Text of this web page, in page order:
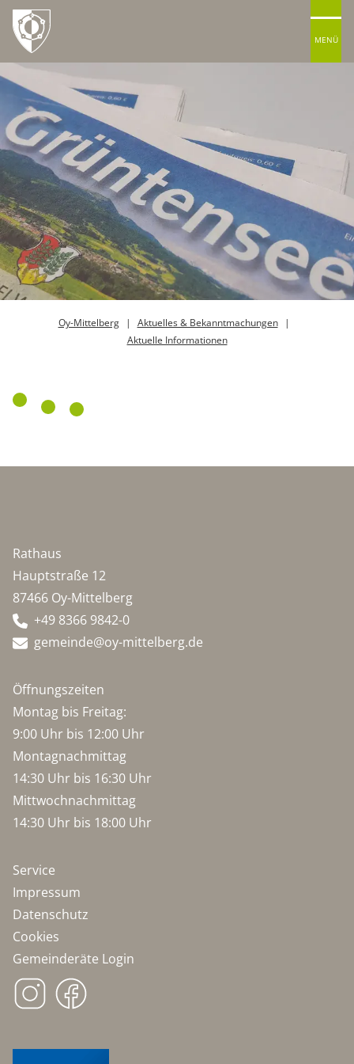
MENÜ
Oy-Mittelberg
Aktuelles & Bekanntmachungen
Aktuelle Informationen
Rathaus
Hauptstraße 12
87466 Oy-Mittelberg
+49 8366 9842-0
gemeinde@oy-mittelberg.de
Öffnungszeiten
Montag bis Freitag:
9:00 Uhr bis 12:00 Uhr
Montagnachmittag
14:30 Uhr bis 16:30 Uhr
Mittwochnachmittag
14:30 Uhr bis 18:00 Uhr
Service
Impressum
Datenschutz
Cookies
Gemeinderäte Login